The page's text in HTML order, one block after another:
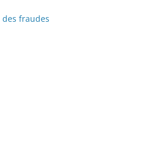
fraudes